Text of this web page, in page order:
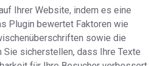
Ihrer Website, indem es eine
Plugin bewertet Faktoren wie
sowie die
Sie sicherstellen, dass Ihre Texte